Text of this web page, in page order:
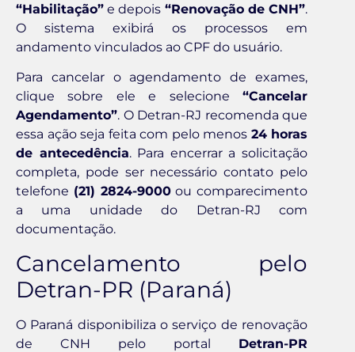
“Habilitação” e depois “Renovação de CNH”.
O sistema exibirá os processos em
andamento vinculados ao CPF do usuário.
Para cancelar o agendamento de exames,
clique sobre ele e selecione “Cancelar
Agendamento”. O Detran-RJ recomenda que
essa ação seja feita com pelo menos 24 horas
de antecedência. Para encerrar a solicitação
completa, pode ser necessário contato pelo
telefone (21) 2824-9000ou comparecimento
a uma unidade do Detran-RJ com
documentação.
Cancelamento pelo
Detran-PR (Paraná)
O Paraná disponibiliza o serviço de renovação
de CNH pelo portal Detran-PR